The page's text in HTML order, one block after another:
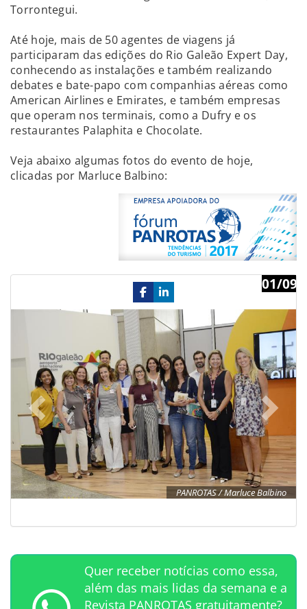
Torrontegui.
Até hoje, mais de 50 agentes de viagens já
participaram das edições do Rio Galeão Expert Day,
conhecendo as instalações e também realizando
debates e bate-papo com companhias aéreas como
American Airlines e Emirates, e também empresas
que operam nos terminais, como a Dufry e os
restaurantes Palaphita e Chocolate.
Veja abaixo algumas fotos do evento de hoje,
clicadas por Marluce Balbino:
PANROTAS / Marluce Balbino
01/09
Previous
Quer receber notícias como essa,
além das mais lidas da semana e a
Revista PANROTAS gratuitamente?